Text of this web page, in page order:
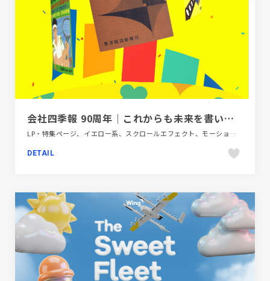
会社四季報 90周年｜これからも未来を書いていく
LP・特集ページ、イエロー系、スクロールエフェクト、モーション多め、金融・法律・人材・専門職
DETAIL